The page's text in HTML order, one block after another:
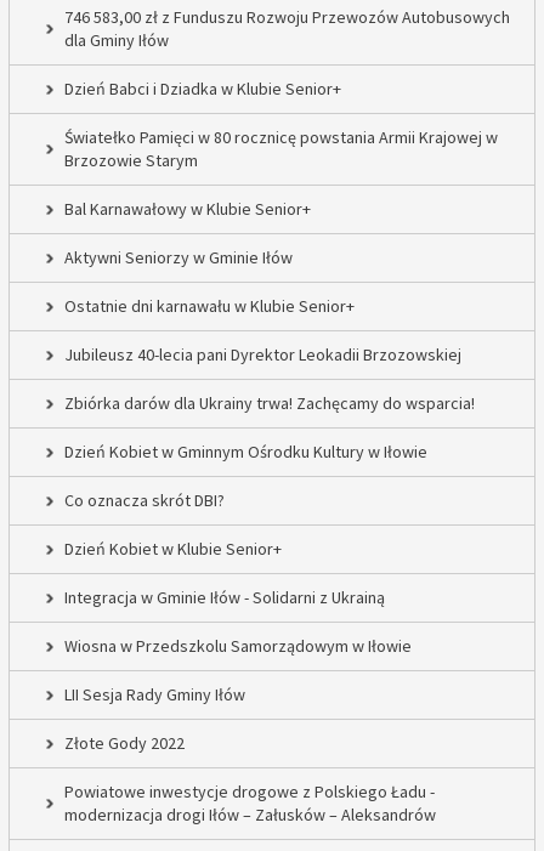
746 583,00 zł z Funduszu Rozwoju Przewozów Autobusowych
dla Gminy Iłów
Dzień Babci i Dziadka w Klubie Senior+
Światełko Pamięci w 80 rocznicę powstania Armii Krajowej w
Brzozowie Starym
Bal Karnawałowy w Klubie Senior+
Aktywni Seniorzy w Gminie Iłów
Ostatnie dni karnawału w Klubie Senior+
Jubileusz 40-lecia pani Dyrektor Leokadii Brzozowskiej
Zbiórka darów dla Ukrainy trwa! Zachęcamy do wsparcia!
Dzień Kobiet w Gminnym Ośrodku Kultury w Iłowie
Co oznacza skrót DBI?
Dzień Kobiet w Klubie Senior+
Integracja w Gminie Iłów - Solidarni z Ukrainą
Wiosna w Przedszkolu Samorządowym w Iłowie
LII Sesja Rady Gminy Iłów
Złote Gody 2022
Powiatowe inwestycje drogowe z Polskiego Ładu -
modernizacja drogi Iłów – Załusków – Aleksandrów